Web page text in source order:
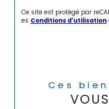
Ce site est protégé par
es Conditions d'utilisation
Ces